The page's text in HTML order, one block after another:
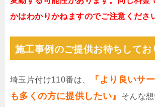
かはわかりかねますのでご注意くださ
施工事例のご提供お待ちしてお
埼玉片付け110番は、
『より良いサ
も多くの方に提供したい』
そんな